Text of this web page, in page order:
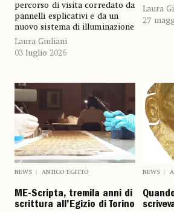
percorso di visita corredato da
pannelli esplicativi e da un
nuovo sistema di illuminazione
Laura Giuliani
03 luglio 2026
Laura
27
NEWS ANTICO EGITTO
ME-Scripta, tremila anni di
scrittura all’Egizio di Torino
NEWS